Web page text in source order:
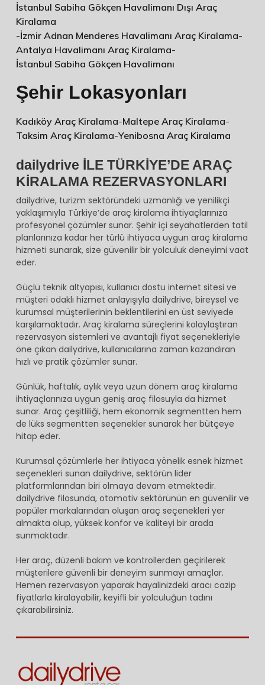
İstanbul Sabiha Gökçen Havalimanı Dışı Araç
Kiralama
-İzmir Adnan Menderes Havalimanı Araç Kiralama-
Antalya Havalimanı Araç Kiralama-
İstanbul Sabiha Gökçen Havalimanı
Şehir Lokasyonları
Kadıköy Araç Kiralama-Maltepe Araç Kiralama-
Taksim Araç Kiralama-Yenibosna Araç Kiralama
dailydrive İLE TÜRKİYE’DE ARAÇ
KİRALAMA REZERVASYONLARI
dailydrive, turizm sektöründeki uzmanlığı ve yenilikçi
yaklaşımıyla Türkiye’de araç kiralama ihtiyaçlarınıza
profesyonel çözümler sunar. Şehir içi seyahatlerden tatil
planlarınıza kadar her türlü ihtiyaca uygun araç kiralama
hizmeti sunarak, size güvenilir bir yolculuk deneyimi vaat
eder.
Güçlü teknik altyapısı, kullanıcı dostu internet sitesi ve
müşteri odaklı hizmet anlayışıyla dailydrive, bireysel ve
kurumsal müşterilerinin beklentilerini en üst seviyede
karşılamaktadır. Araç kiralama süreçlerini kolaylaştıran
rezervasyon sistemleri ve avantajlı fiyat seçenekleriyle
öne çıkan dailydrive, kullanıcılarına zaman kazandıran
hızlı ve pratik çözümler sunar.
Günlük, haftalık, aylık veya uzun dönem araç kiralama
ihtiyaçlarınıza uygun geniş araç filosuyla da hizmet
sunar. Araç çeşitliliği, hem ekonomik segmentten hem
de lüks segmentten seçenekler sunarak her bütçeye
hitap eder.
Kurumsal çözümlerle her ihtiyaca yönelik esnek hizmet
seçenekleri sunan dailydrive, sektörün lider
platformlarından biri olmaya devam etmektedir.
dailydrive filosunda, otomotiv sektörünün en güvenilir ve
popüler markalarından oluşan araç seçenekleri yer
almakta olup, yüksek konfor ve kaliteyi bir arada
sunmaktadır.
Her araç, düzenli bakım ve kontrollerden geçirilerek
müşterilere güvenli bir deneyim sunmayı amaçlar.
Hemen rezervasyon yaparak hayalinizdeki aracı cazip
fiyatlarla kiralayabilir, keyifli bir yolculuğun tadını
çıkarabilirsiniz.